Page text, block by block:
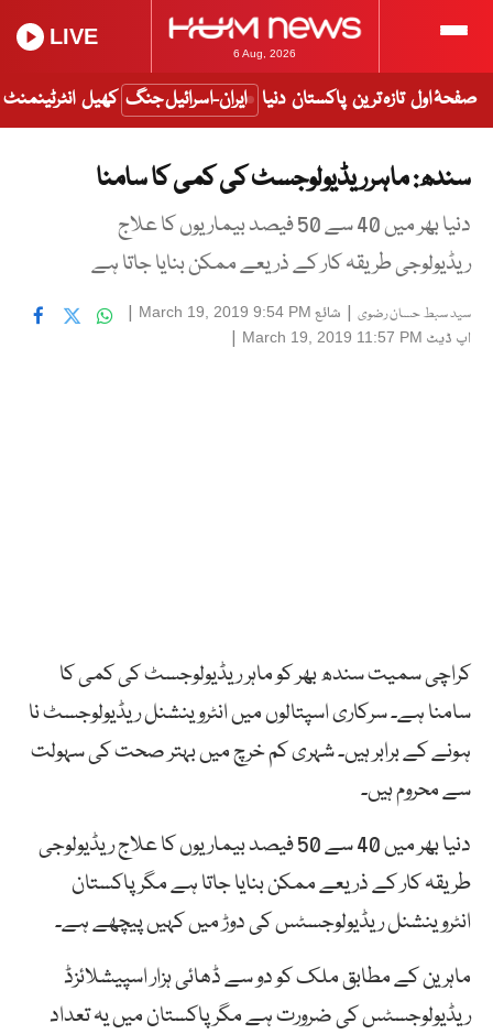
6 Aug, 2026
LIVE
صفحۂ اول تازہ ترین پاکستان دنیا ایران-اسرائیل جنگ کھیل انٹرٹینمنٹ
سندھ: ماہرریڈیولوجسٹ کی کمی کا سامنا
دنیا بھر میں 40 سے 50 فیصد بیماریوں کا علاج
ریڈیولوجی طریقہ کار کے ذریعے ممکن بنایا جاتا ہے
سید سبط حسان رضوی | شائع March 19, 2019 9:54 PM
|
اپ ڈیٹ March 19, 2019 11:57 PM
|
کراچی سمیت سندھ بھر کو ماہر ریڈیولوجسٹ کی کمی کا
سامنا ہے۔ سرکاری اسپتالوں میں انٹروینشنل ریڈیولوجسٹ نا
ہونے کے برابر ہیں۔ شہری کم خرچ میں بہتر صحت کی سہولت
سے محروم ہیں۔
دنیا بھر میں 40 سے 50 فیصد بیماریوں کا علاج ریڈیولوجی
طریقہ کار کے ذریعے ممکن بنایا جاتا ہے مگر پاکستان
انٹروینشنل ریڈیولوجسٹس کی دوڑ میں کہیں پیچھے ہے۔
ماہرین کے مطابق ملک کو دو سے ڈھائی ہزار اسپیشلائزڈ
ریڈیولوجسٹس کی ضرورت ہے مگر پاکستان میں یہ تعداد